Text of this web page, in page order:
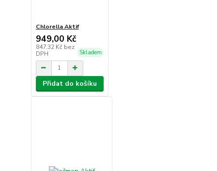
Chlorella Aktif
949,00 Kč
847,32 Kč bez
DPH
Skladem
Přidat do košíku